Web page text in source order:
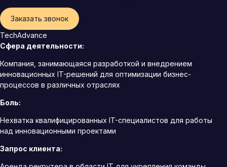
Заказать звонок
TechAdvance
Сфера деятельности:
Компания, занимающаяся разработкой и внедрением
инновационных IT-решений для оптимизации бизнес-
процессов в различных отраслях
Боль:
Нехватка квалифицированных IT-специалистов для работы
над инновационными проектами
Запрос клиента: